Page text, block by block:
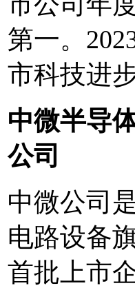
第一。
市科技进
中微半导
公司
中微公司
电路设备
首批上市